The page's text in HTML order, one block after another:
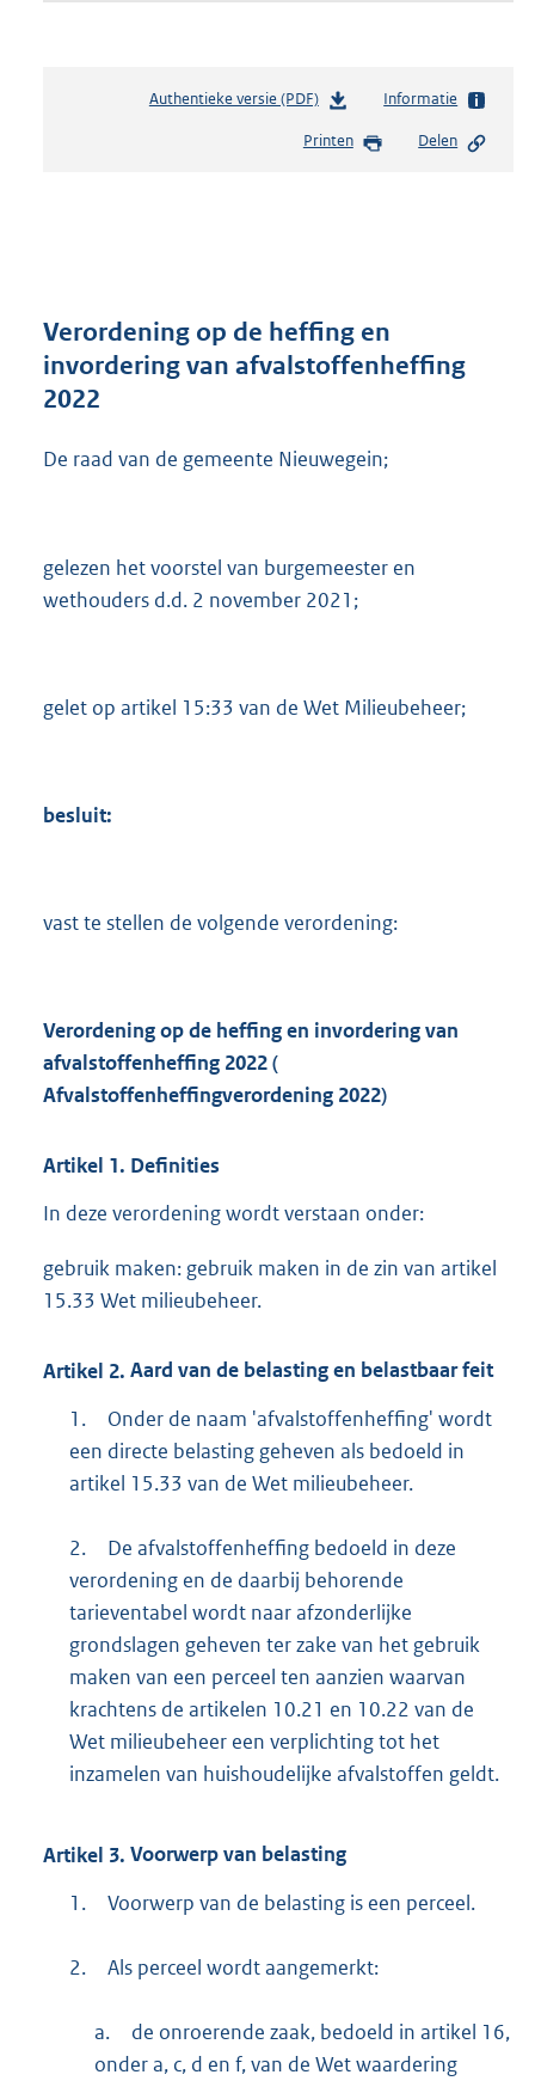
Authentieke versie (PDF)b
s
r
o
K
b
Informatie
Printen Delen
Verordening op de heffing en
invordering van afvalstoffenheffing
2022
De raad van de gemeente Nieuwegein;
gelezen het voorstel van burgemeester en
wethouders d.d. 2 november 2021;
gelet op artikel 15:33 van de Wet Milieubeheer;
besluit:
vast te stellen de volgende verordening:
Verordening op de heffing en invordering van
afvalstoffenheffing 2022 (
Afvalstoffenheffingverordening 2022)
Artikel 1. Definities
In deze verordening wordt verstaan onder:
gebruik maken: gebruik maken in de zin van artikel
15.33 Wet milieubeheer.
Artikel 2. Aard van de belasting en belastbaar feit
1.
Onder de naam 'afvalstoffenheffing' wordt
een directe belasting geheven als bedoeld in
artikel 15.33 van de Wet milieubeheer.
2.
De afvalstoffenheffing bedoeld in deze
verordening en de daarbij behorende
tarieventabel wordt naar afzonderlijke
grondslagen geheven ter zake van het gebruik
maken van een perceel ten aanzien waarvan
krachtens de artikelen 10.21 en 10.22 van de
Wet milieubeheer een verplichting tot het
inzamelen van huishoudelijke afvalstoffen geldt.
Artikel 3. Voorwerp van belasting
1.
Voorwerp van de belasting is een perceel.
2. Als perceel wordt aangemerkt:
a.
de onroerende zaak, bedoeld in artikel 16,
onder a, c, d en f, van de Wet waardering